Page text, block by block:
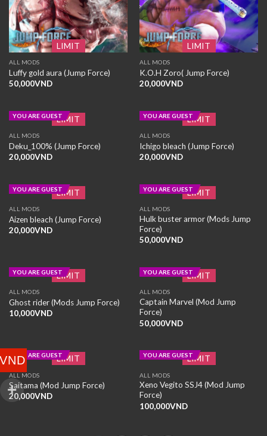
LIMIT
ALL MODS
Luffy gold aura (Jump Force)
50,000VND
LIMIT
ALL MODS
K.O.H Zoro( Jump Force)
20,000VND
LIMIT
YOU ARE GUEST
ALL MODS
Deku_100% (Jump Force)
20,000VND
LIMIT
YOU ARE GUEST
ALL MODS
Ichigo bleach (Jump Force)
20,000VND
LIMIT
YOU ARE GUEST
ALL MODS
Aizen bleach (Jump Force)
20,000VND
LIMIT
YOU ARE GUEST
ALL MODS
Hulk buster armor (Mods Jump
Force)
50,000VND
LIMIT
YOU ARE GUEST
ALL MODS
Ghost rider (Mods Jump Force)
10,000VND
LIMIT
YOU ARE GUEST
ALL MODS
Captain Marvel (Mod Jump
Force)
50,000VND
LIMIT
YOU ARE GUEST
ALL MODS
Saitama (Mod Jump Force)
20,000VND
LIMIT
YOU ARE GUEST
ALL MODS
Xeno Vegito SSJ4 (Mod Jump
Force)
100,000VND
VND